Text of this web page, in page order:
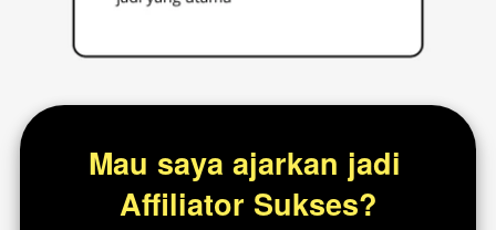
Mau saya ajarkan jadi
Affiliator Sukses?